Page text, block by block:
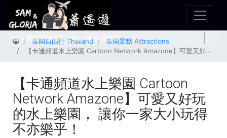
首頁 泰國自由行 Thailand
泰國景點 Attractions
【卡通頻道水上樂園 Cartoon Network Amazone】可愛又好玩的水上樂園， 讓你一家大小玩得不亦樂乎！
【卡通頻道水上樂園 Cartoon
Network Amazone】可愛又好玩
的水上樂園， 讓你一家大小玩得
不亦樂乎！